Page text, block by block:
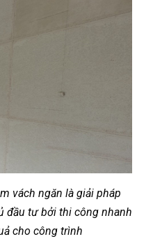
vách ngăn là giải pháp
đầu tư bởi thi công nhanh
cho công trình